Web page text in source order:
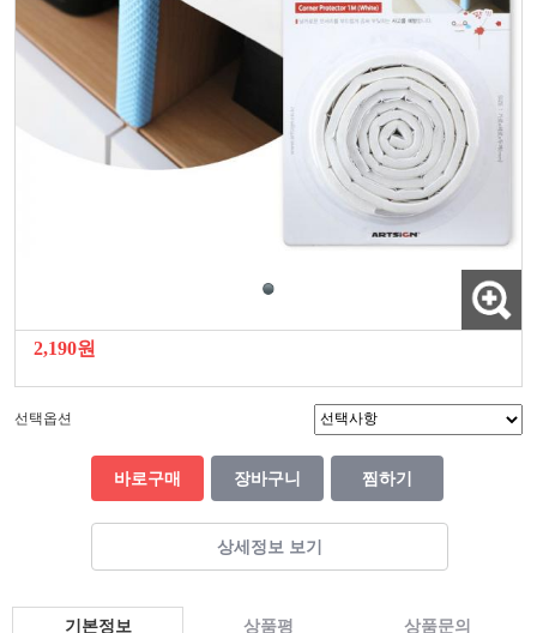
2,190원
선택옵션
바로구매 장바구니 찜하기
상세정보 보기
기본정보 상품평 상품문의